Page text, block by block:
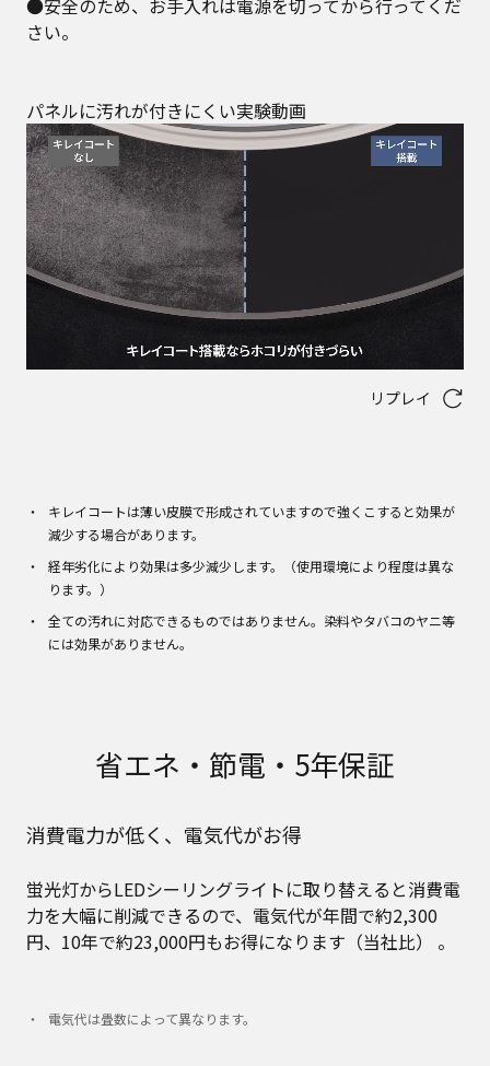
さい。
パネルに汚れが付きにくい実験動画
リプレイ
キレイコートは薄い皮膜で形成されていますので強くこすると効果が
減少する場合があります。
経年劣化により効果は多少減少します。（使用環境により程度は異な
ります。）
全ての汚れに対応できるものではありません。染料やタバコのヤニ等
には効果がありません。
省エネ・節電・5年保証
消費電力が低く、電気代がお得
蛍光灯からLEDシーリングライトに取り替えると消費電
力を大幅に削減できるので、電気代が年間で約2,300
円、10年で約23,000円もお得になります（当社比） 。
電気代は畳数によって異なります。